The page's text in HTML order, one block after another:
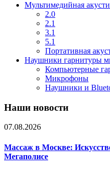
Мультимедийная
2.0
2.1
3.1
5.1
Портативная
Наушники гарнитуры
Компьютерные
Микрофоны
Наушники и
Наши новости
07.08.2026
Массаж в Москве:
Мегаполисе